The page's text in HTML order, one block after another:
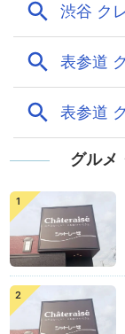
グルメ